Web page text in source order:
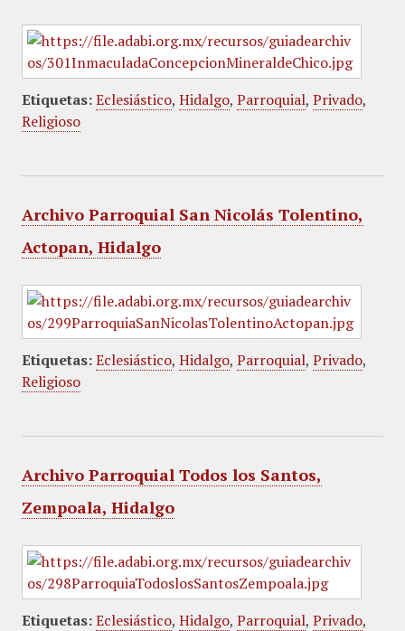
Etiquetas: Eclesiástico, Hidalgo, Parroquial, Privado,
Religioso
Archivo Parroquial San Nicolás Tolentino,
Actopan, Hidalgo
Etiquetas: Eclesiástico, Hidalgo, Parroquial, Privado,
Religioso
Archivo Parroquial Todos los Santos,
Zempoala, Hidalgo
Etiquetas: Eclesiástico, Hidalgo, Parroquial, Privado,